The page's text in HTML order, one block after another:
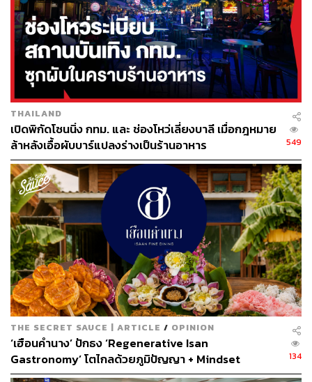
ก่อนอื่นมาเริ่มต้นมื้อนี้กันด้วยอาหารญี่ปุ่นต้นตำรับ เราได้ชิม
ซาซิมิรวมอย่างดี(1,250 บาท) จานนี้ประกอบไปด้วยปลาดิบ
ซาซิมิ ทั้งอะคามิ ฮามาจิ แซลมอน ปลากะพงขาวญี่ปุ่น
ปลาหมึก ซึ่งต้องบอกว่าเนื้อปลาทุกอย่างนั้นสดมาก สมกับที่
ส่งตรงมาจากตลาดปลาในญี่ปุ่น แถมยังแล่มาชิ้นหน้าได้ใจ
ตามมาด้วยมากิปลาแซลมอน(420 บาท) ย่างไฟมาแบบสุก
กำลังดี ท็อปด้านบนด้วยอิคุระ และยังมีเกล็ดแป้งเทมปุระ
ทอดที่เพิ่มสัมผัสกรุบกินได้สนุกขึ้น
THAILAND
เปิดพิกัดโซนนิ่ง กทม. และ ช่องโหว่เลี่ยงบาลี เมื่อกฎหมาย
ล้าหลังเอื้อผับบาร์แปลงร่างเป็นร้านอาหาร
549
THE SECRET SAUCE | ARTICLE / OPINION
‘เฮือนคำนาง’ ปักธง ‘Regenerative Isan
Gastronomy’ โตไกลด้วยภูมิปัญญา + Mindset
134